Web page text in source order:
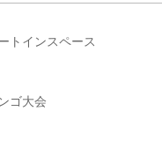
トインスペース
ゴ大会